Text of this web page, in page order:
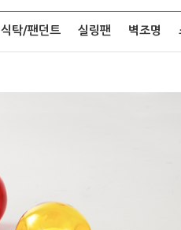
식탁/팬던트 실링팬 벽조명